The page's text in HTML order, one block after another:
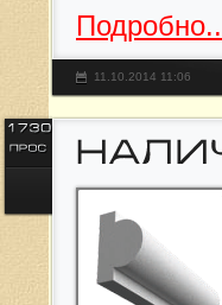
11.10.2014 11:06